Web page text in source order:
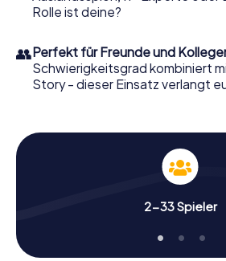
Rolle ist deine?
👥Perfekt für Freunde und
Schwierigkeitsgrad kombiniert
Story - dieser Einsatz verlangt
2-33 Spieler